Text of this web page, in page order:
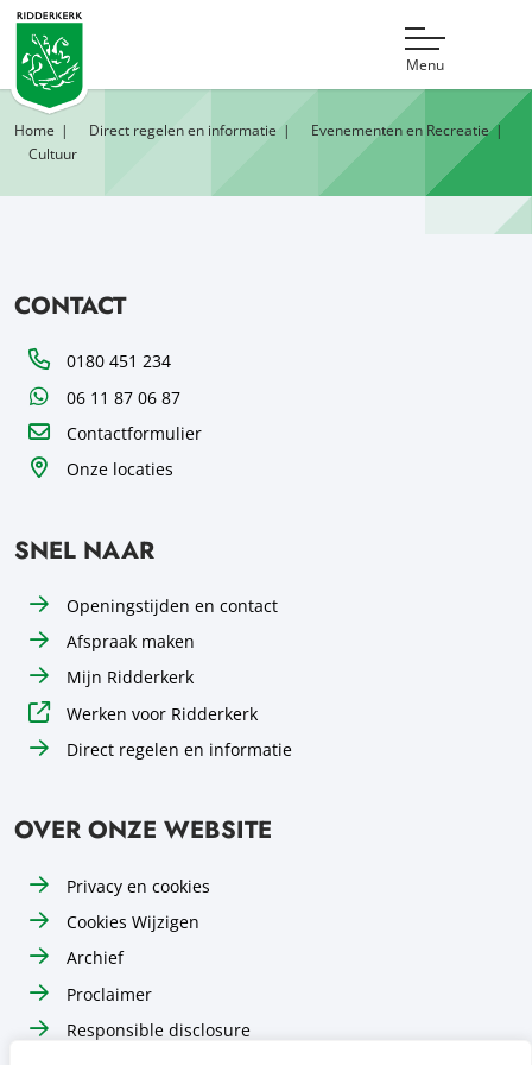
Menu
Home Direct regelen en informatie
Evenementen en Recreatie
Cultuur
CONTACT
Telefoon0180 451 234
WhatsApp06 11 87 06 87
Contactformulier
Onze locaties
SNEL NAAR
Openingstijden en contact
Afspraak maken
Mijn Ridderkerk
Werken voor Ridderkerk
Direct regelen en informatie
OVER ONZE WEBSITE
Privacy en cookies
Cookies Wijzigen
Archief
Proclaimer
Responsible disclosure